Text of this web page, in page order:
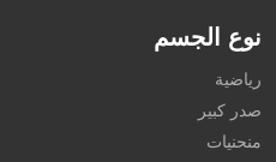
نوع الجسم
رياضية
صدر كبير
منحنيات